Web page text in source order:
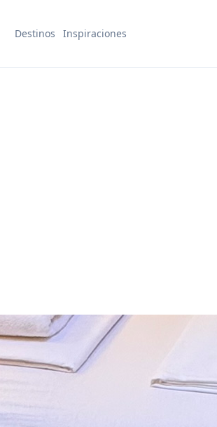
Destinos Inspiraciones